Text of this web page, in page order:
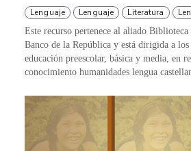
Lenguaje Lenguaje Literatura
Este recurso pertenece al aliado
Banco de la República y está dirigida a los
educación preescolar, básica y media, en
conocimiento humanidades lengua